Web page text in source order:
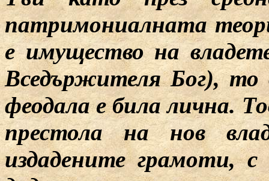
патримониалната
е имущество на
Вседържителя Бог), то
феодала е била лична.
престола на нов
издадените грамоти,